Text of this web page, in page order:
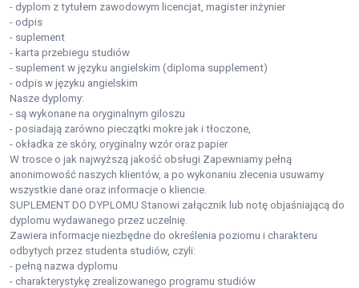
- dyplom z tytułem zawodowym licencjat, magister inżynier
- odpis
- suplement
- karta przebiegu studiów
- suplement w języku angielskim (diploma supplement)
- odpis w języku angielskim
Nasze dyplomy:
- są wykonane na oryginalnym giloszu
- posiadają zarówno pieczątki mokre jak i tłoczone,
- okładka ze skóry, oryginalny wzór oraz papier
W trosce o jak najwyższą jakość obsługi Zapewniamy pełną
anonimowość naszych klientów, a po wykonaniu zlecenia usuwamy
wszystkie dane oraz informacje o kliencie.
SUPLEMENT DO DYPLOMU Stanowi załącznik lub notę objaśniającą do
dyplomu wydawanego przez uczelnię.
Zawiera informacje niezbędne do określenia poziomu i charakteru
odbytych przez studenta studiów, czyli:
- pełną nazwa dyplomu
- charakterystykę zrealizowanego programu studiów